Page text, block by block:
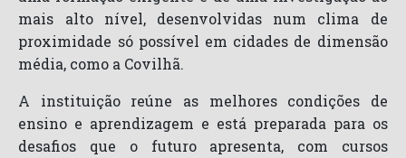
mais alto nível, desenvolvidas num clima de
proximidade só possível em cidades de dimensão
média, como a Covilhã.
A instituição reúne as melhores condições de
ensino e aprendizagem e está preparada para os
desafios que o futuro apresenta, com cursos